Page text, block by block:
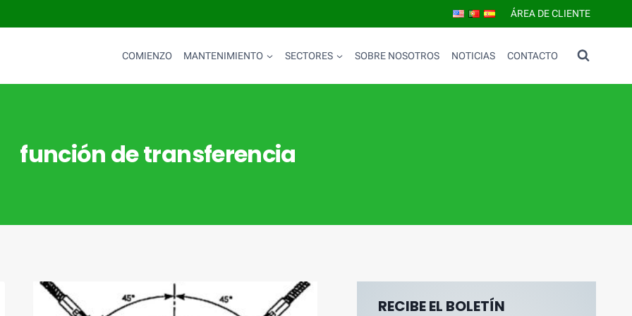
ÁREA DE CLIENTE
COMIENZO MANTENIMIENTO SECTORES SOBRE NOSOTROS NOTICIAS CONTACTO
función de transferencia
RECIBE EL BOLETÍN